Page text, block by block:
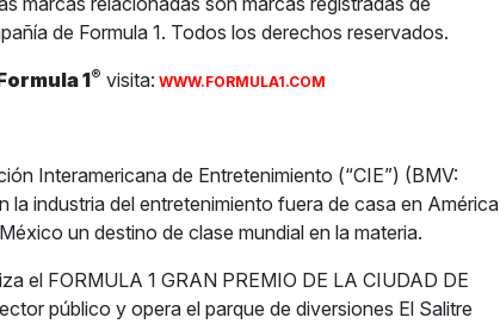
de Formula 1. Todos los derechos reservados.
1® visita: WWW.FORMULA1.COM
Interamericana de Entretenimiento (“CIE”) (BMV:
la industria del entretenimiento fuera de casa en América
un destino de clase mundial en la materia.
el FORMULA 1 GRAN PREMIO DE LA CIUDAD DE
público y opera el parque de diversiones El Salitre